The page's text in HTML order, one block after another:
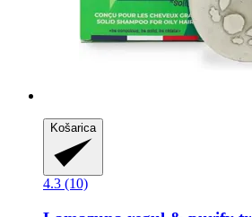
Košarica
4.3 (10)